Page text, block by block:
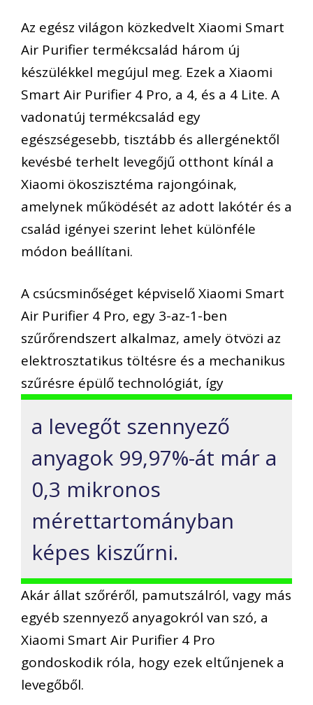
Az egész világon közkedvelt Xiaomi Smart
Air Purifier termékcsalád három új
készülékkel megújul meg. Ezek a Xiaomi
Smart Air Purifier 4 Pro, a 4, és a 4 Lite. A
vadonatúj termékcsalád egy
egészségesebb, tisztább és allergénektől
kevésbé terhelt levegőjű otthont kínál a
Xiaomi ökoszisztéma rajongóinak,
amelynek működését az adott lakótér és a
család igényei szerint lehet különféle
módon beállítani.
A csúcsminőséget képviselő Xiaomi Smart
Air Purifier 4 Pro, egy 3-az-1-ben
szűrőrendszert alkalmaz, amely ötvözi az
elektrosztatikus töltésre és a mechanikus
szűrésre épülő technológiát, így
a levegőt szennyező
anyagok 99,97%-át már a
0,3 mikronos
mérettartományban
képes kiszűrni.
Akár állat szőréről, pamutszálról, vagy más
egyéb szennyező anyagokról van szó, a
Xiaomi Smart Air Purifier 4 Pro
gondoskodik róla, hogy ezek eltűnjenek a
levegőből.